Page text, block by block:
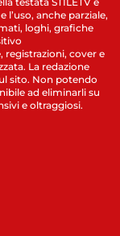
l’uso, anche parziale,
loghi, grafiche
cover e
La redazione
sito. Non potendo
ad eliminarli su
e oltraggiosi.